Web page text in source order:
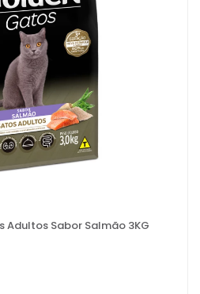
Adultos Sabor Salmão 3KG